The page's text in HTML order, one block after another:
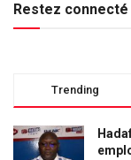
Restez connecté
Trending